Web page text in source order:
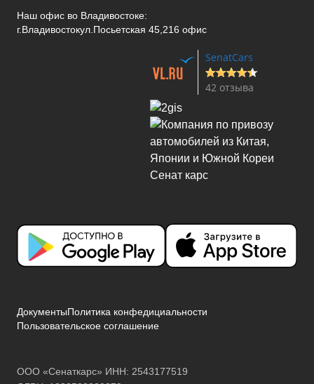
Наш офис во Владивостоке:
г.Владивостокул.Посьетская 45,216 офис
SenatCars
42 отзыва
ДокументыПолитика конфедициальности
Пользовательское соглашение
ООО «Сенаткарс» ИНН: 2543177519